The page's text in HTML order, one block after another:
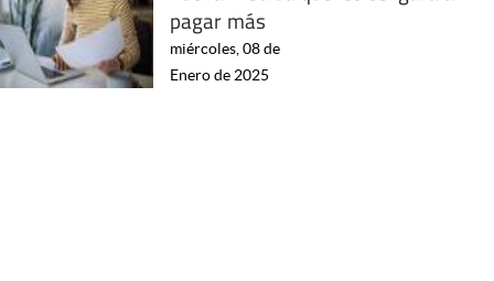
pagar más
miércoles, 08 de
Enero de 2025